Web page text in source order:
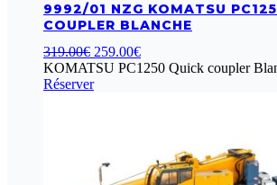
9992/01 NZG KOMATSU
COUPLER BLANCHE
319.00€ Le
prix
initial
259.00€Le
prix
KOMATSU PC1250 Quick coupler
Réserver